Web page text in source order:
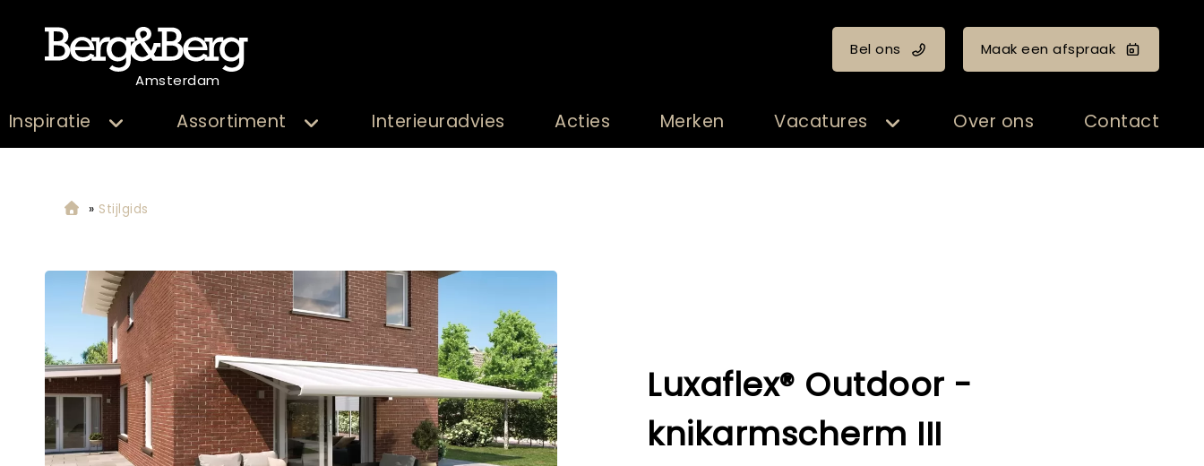
Amsterdam
Bel ons Maak een afspraak
Inspiratie Assortiment Interieuradvies Acties Merken Vacatures Over ons Contact
» Stijlgids
Luxaflex® Outdoor -
knikarmscherm III